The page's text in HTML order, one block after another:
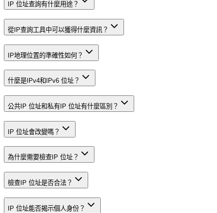
IP 位址查詢有什麼用途？
從IP查詢工具中可以獲得什麼資訊？
IP地理位置的準確性如何？
什麼是IPv4和IPv6 位址？
公共IP 位址和私有IP 位址有什麼區別？
IP 位址會改變嗎？
為什麼需要檢查IP 位址？
檢查IP 位址是否合法？
IP 位址能否揭示個人身份？